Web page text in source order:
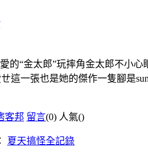
的“金太郎”玩摔角金太郎不小
ㄝ這一張也是她的傑作一隻腳是
客邦 留言(0) 人氣()
夏天搞怪全記錄